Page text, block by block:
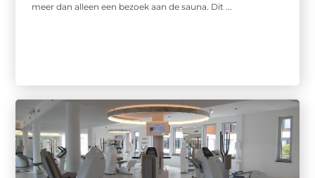
meer dan alleen een bezoek aan de sauna. Dit ...